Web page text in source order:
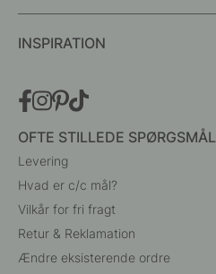
INSPIRATION
OFTE STILLEDE SPØRGSMÅL
Levering
Hvad er c/c mål?
Vilkår for fri fragt
Retur & Reklamation
Ændre eksisterende ordre